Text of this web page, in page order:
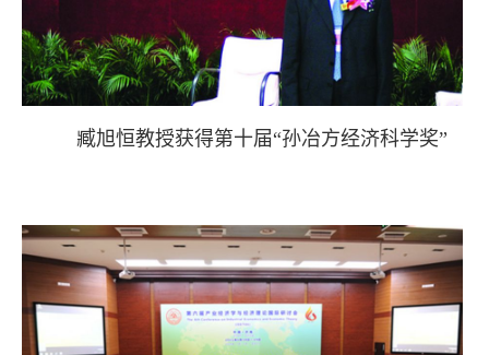
臧旭恒教授获得第十届“孙冶方经济科学奖”